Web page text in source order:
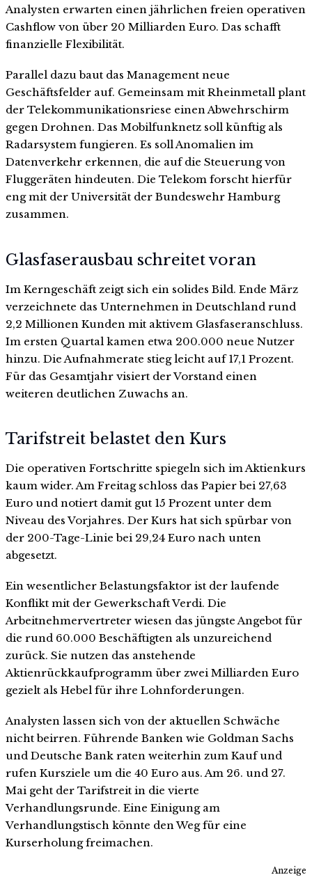
Analysten erwarten einen jährlichen freien operativen
Cashflow von über 20 Milliarden Euro. Das schafft
finanzielle Flexibilität.
Parallel dazu baut das Management neue
Geschäftsfelder auf. Gemeinsam mit Rheinmetall plant
der Telekommunikationsriese einen Abwehrschirm
gegen Drohnen. Das Mobilfunknetz soll künftig als
Radarsystem fungieren. Es soll Anomalien im
Datenverkehr erkennen, die auf die Steuerung von
Fluggeräten hindeuten. Die Telekom forscht hierfür
eng mit der Universität der Bundeswehr Hamburg
zusammen.
Glasfaserausbau schreitet voran
Im Kerngeschäft zeigt sich ein solides Bild. Ende März
verzeichnete das Unternehmen in Deutschland rund
2,2 Millionen Kunden mit aktivem Glasfaseranschluss.
Im ersten Quartal kamen etwa 200.000 neue Nutzer
hinzu. Die Aufnahmerate stieg leicht auf 17,1 Prozent.
Für das Gesamtjahr visiert der Vorstand einen
weiteren deutlichen Zuwachs an.
Tarifstreit belastet den Kurs
Die operativen Fortschritte spiegeln sich im Aktienkurs
kaum wider. Am Freitag schloss das Papier bei 27,63
Euro und notiert damit gut 15 Prozent unter dem
Niveau des Vorjahres. Der Kurs hat sich spürbar von
der 200-Tage-Linie bei 29,24 Euro nach unten
abgesetzt.
Ein wesentlicher Belastungsfaktor ist der laufende
Konflikt mit der Gewerkschaft Verdi. Die
Arbeitnehmervertreter wiesen das jüngste Angebot für
die rund 60.000 Beschäftigten als unzureichend
zurück. Sie nutzen das anstehende
Aktienrückkaufprogramm über zwei Milliarden Euro
gezielt als Hebel für ihre Lohnforderungen.
Analysten lassen sich von der aktuellen Schwäche
nicht beirren. Führende Banken wie Goldman Sachs
und Deutsche Bank raten weiterhin zum Kauf und
rufen Kursziele um die 40 Euro aus. Am 26. und 27.
Mai geht der Tarifstreit in die vierte
Verhandlungsrunde. Eine Einigung am
Verhandlungstisch könnte den Weg für eine
Kurserholung freimachen.
Anzeige